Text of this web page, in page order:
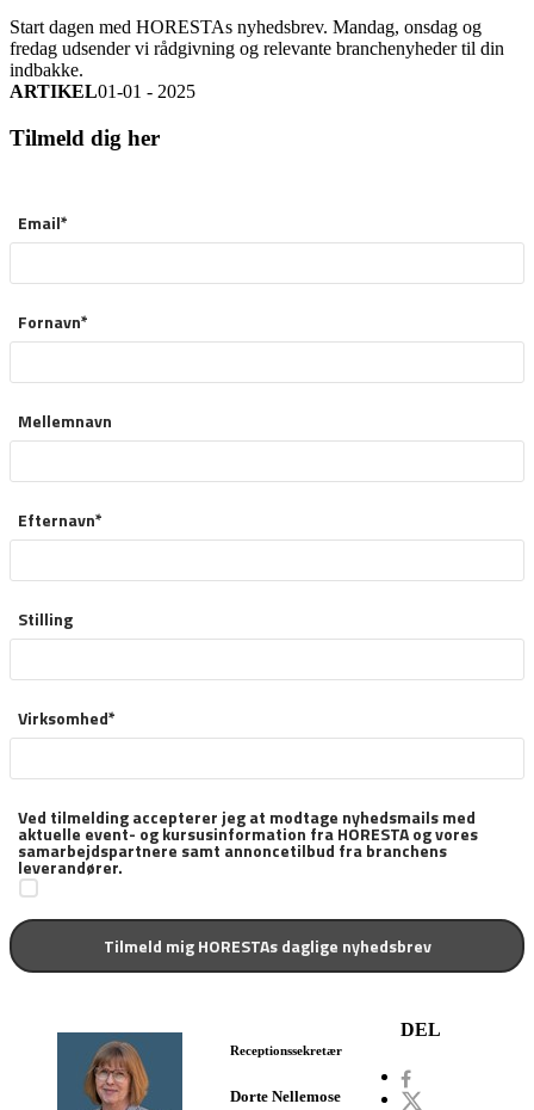
Start dagen med HORESTAs nyhedsbrev. Mandag, onsdag og
fredag udsender vi rådgivning og relevante branchenyheder til din
indbakke.
ARTIKEL01-01 - 2025
Tilmeld dig her
Email*
Fornavn*
Mellemnavn
Efternavn*
Stilling
Virksomhed*
Ved tilmelding accepterer jeg at modtage nyhedsmails med
aktuelle event- og kursusinformation fra HORESTA og vores
samarbejdspartnere samt annoncetilbud fra branchens
leverandører.
Receptionssekretær
Dorte Nellemose
DEL